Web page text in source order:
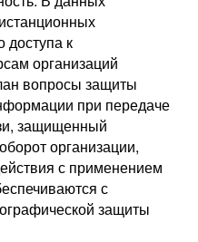
доступа к
организаций
вопросы защиты
при передаче
защищенный
организации,
с применением
с
защиты